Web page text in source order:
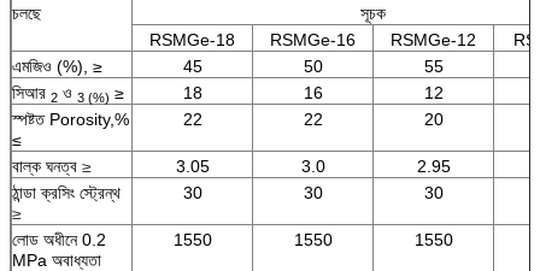
চলছে
সূচক
RSMGe-18
RSMGe-16 RSMGe-12
এমজিও (%), ≥
45 50
55
সিআর 2 ও 3 (%) ≥ 18 16
12
স্পষ্টত Porosity,%
≤
22 22 20
বাল্ক ঘনত্ব ≥ 3.05 3.0 2.95
ঠান্ডা ক্রসিং স্ট্রেন্থ
≥
30 30 30
লোড অধীনে 0.2
MPa অবাধ্যতা
1550 1550
1550